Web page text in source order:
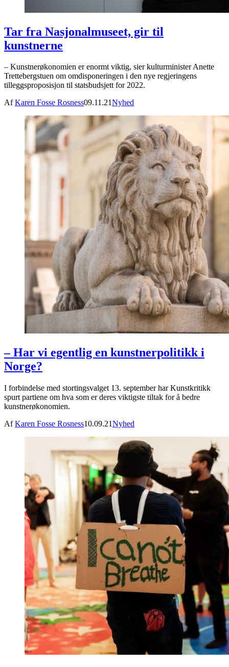
Tar fra Nasjonalmuseet, gir til
kunstnerne
– Kunstnerøkonomien er enormt viktig, sier kulturminister Anette
Trettebergstuen om omdisponeringen i den nye regjeringens
tilleggsproposisjon til statsbudsjett for 2022.
AfKaren Fosse Rosness09.11.21Nyhed
– Har vi egentlig en kunstnerpolitikk i
Norge?
I forbindelse med stortingsvalget 13. september har Kunstkritikk
spurt partiene om hva som er deres viktigste tiltak for å bedre
kunstnerøkonomien.
AfKaren Fosse Rosness10.09.21Nyhed